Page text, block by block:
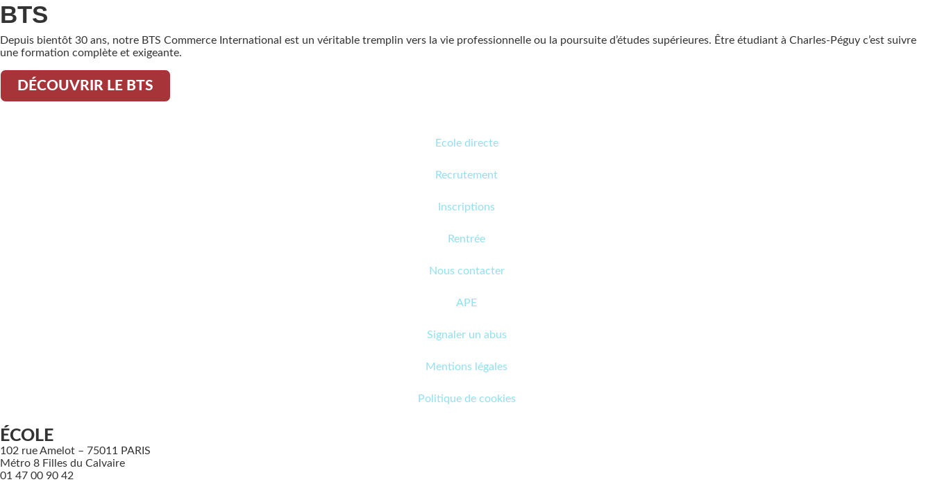
BTS
Depuis bientôt 30 ans, notre BTS Commerce International est un véritable tremplin vers la vie professionnelle ou la poursuite d’études supérieures. Être étudiant à Charles-Péguy c’est suivre
une formation complète et exigeante.
DÉCOUVRIR LE BTS
Ecole directe
Recrutement
Inscriptions
Rentrée
Nous contacter
APE
Signaler un abus
Mentions légales
Politique de cookies
ÉCOLE
102 rue Amelot – 75011 PARIS
Métro 8 Filles du Calvaire
01 47 00 90 42